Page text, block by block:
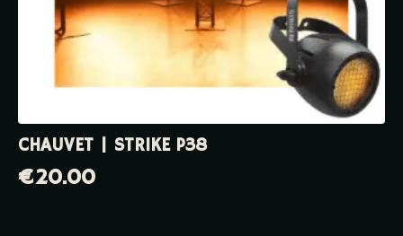
CHAUVET | STRIKE P38
€20.00